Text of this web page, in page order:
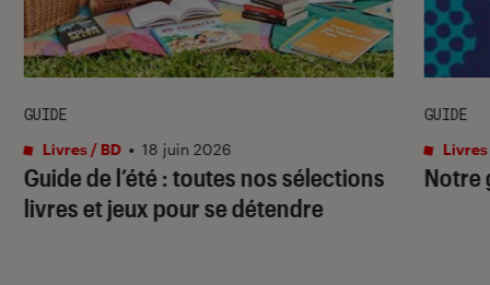
Guide de l’été : toutes nos sélections
livres et jeux pour se détendre
GUIDE
Livres / BD • 18 juin 2026
Notre
GUIDE
Livres